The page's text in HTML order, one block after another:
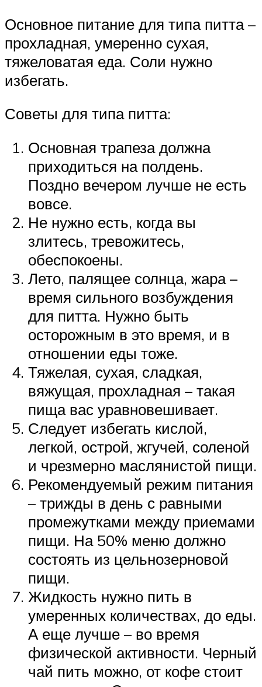
Основное питание для типа питта –
прохладная, умеренно сухая,
тяжеловатая еда. Соли нужно
избегать.
Советы для типа питта:
Основная трапеза должна
приходиться на полдень.
Поздно вечером лучше не есть
вовсе.
Не нужно есть, когда вы
злитесь, тревожитесь,
обеспокоены.
Лето, палящее солнца, жара –
время сильного возбуждения
для питта. Нужно быть
осторожным в это время, и в
отношении еды тоже.
Тяжелая, сухая, сладкая,
вяжущая, прохладная – такая
пища вас уравновешивает.
Следует избегать кислой,
легкой, острой, жгучей, соленой
и чрезмерно маслянистой пищи.
Рекомендуемый режим питания
– трижды в день с равными
промежутками между приемами
пищи. На 50% меню должно
состоять из цельнозерновой
пищи.
Жидкость нужно пить в
умеренных количествах, до еды.
А еще лучше – во время
физической активности. Черный
чай пить можно, от кофе стоит